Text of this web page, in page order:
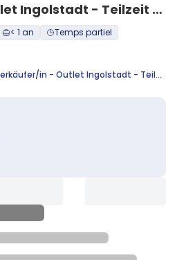
Verkäufer/in - Outlet Ingolstadt - Teilzeit (m/w/d)
< 1 an
Temps partiel
Verkäufer/in - Outlet Ingolstadt - Teilzeit (m/w/d)